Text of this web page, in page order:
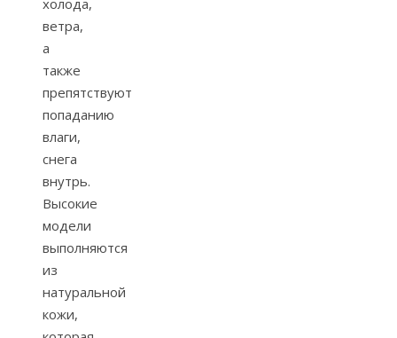
ветра,
а
также
препятствуют
попаданию
влаги,
снега
внутрь.
Высокие
модели
выполняются
из
натуральной
кожи,